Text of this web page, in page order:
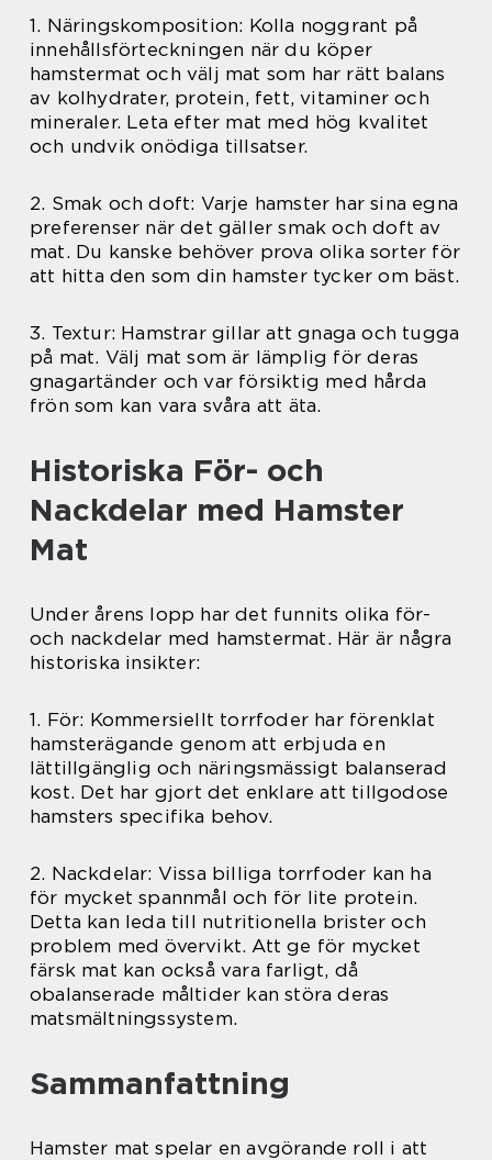
1. Näringskomposition: Kolla noggrant på
innehållsförteckningen när du köper
hamstermat och välj mat som har rätt balans
av kolhydrater, protein, fett, vitaminer och
mineraler. Leta efter mat med hög kvalitet
och undvik onödiga tillsatser.
2. Smak och doft: Varje hamster har sina egna
preferenser när det gäller smak och doft av
mat. Du kanske behöver prova olika sorter för
att hitta den som din hamster tycker om bäst.
3. Textur: Hamstrar gillar att gnaga och tugga
på mat. Välj mat som är lämplig för deras
gnagartänder och var försiktig med hårda
frön som kan vara svåra att äta.
Historiska För- och
Nackdelar med Hamster
Mat
Under årens lopp har det funnits olika för-
och nackdelar med hamstermat. Här är några
historiska insikter:
1. För: Kommersiellt torrfoder har förenklat
hamsterägande genom att erbjuda en
lättillgänglig och näringsmässigt balanserad
kost. Det har gjort det enklare att tillgodose
hamsters specifika behov.
2. Nackdelar: Vissa billiga torrfoder kan ha
för mycket spannmål och för lite protein.
Detta kan leda till nutritionella brister och
problem med övervikt. Att ge för mycket
färsk mat kan också vara farligt, då
obalanserade måltider kan störa deras
matsmältningssystem.
Sammanfattning
Hamster mat spelar en avgörande roll i att